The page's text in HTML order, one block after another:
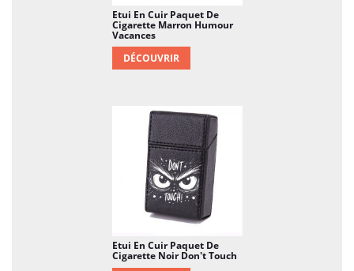
Etui En Cuir Paquet De
Cigarette Marron Humour
Vacances
DÉCOUVRIR
Etui En Cuir Paquet De
Cigarette Noir Don't Touch